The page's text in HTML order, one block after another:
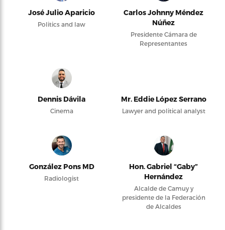
José Julio Aparicio
Politics and law
Carlos Johnny Méndez
Núñez
Presidente Cámara de
Representantes
Dennis Dávila
Cinema
Mr. Eddie López Serrano
Lawyer and political analyst
González Pons MD
Radiologist
Hon. Gabriel “Gaby”
Hernández
Alcalde de Camuy y
presidente de la Federación
de Alcaldes